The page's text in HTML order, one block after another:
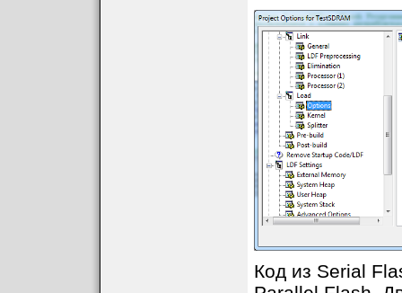
Код из Serial